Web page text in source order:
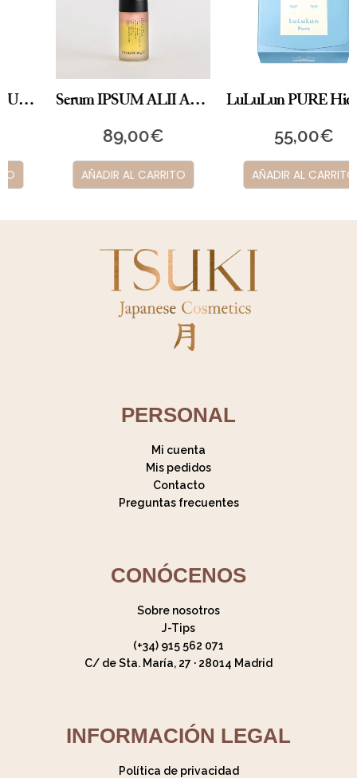
Serum IPSUM ALII Antioxidante
89,00€
AÑADIR AL CARRITO
LuLuLun PURE Hidratante
55,00€
AÑADIR AL CARRITO
PERSONAL
Mi cuenta
Mis pedidos
Contacto
Preguntas frecuentes
CONÓCENOS
Sobre nosotros
J-Tips
(+34) 915 562 071
C/ de Sta. María, 27 · 28014 Madrid
INFORMACIÓN LEGAL
Política de privacidad